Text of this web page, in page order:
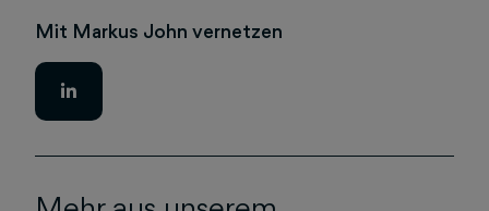
Mit Markus John vernetzen